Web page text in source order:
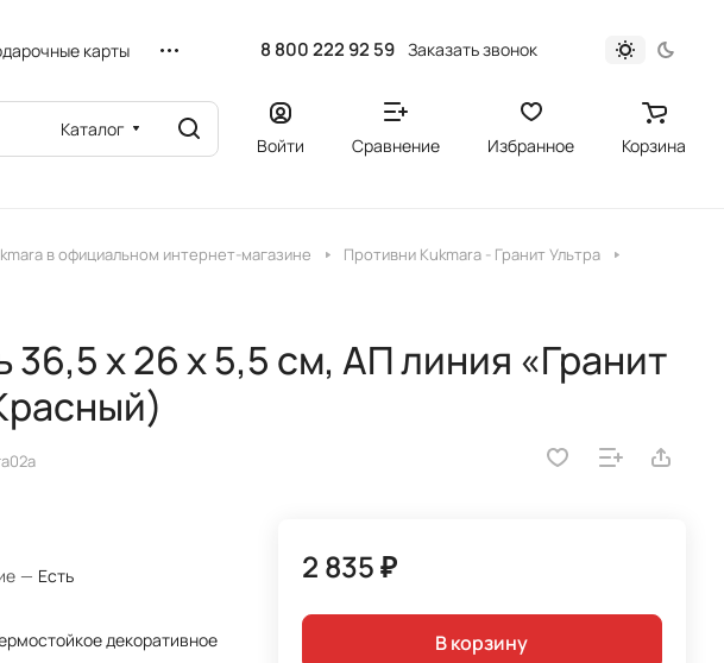
карты 8 800 222 92 59 Заказать звонок
Каталог
Войти Сравнение Избранное Корзина
в официальном интернет-магазине
Противни Kukmara - Гранит Ультра
36,5 x 26 x 5,5 см, АП линия «Гранит
— Есть
декоративное
2 835 ₽
В корзину